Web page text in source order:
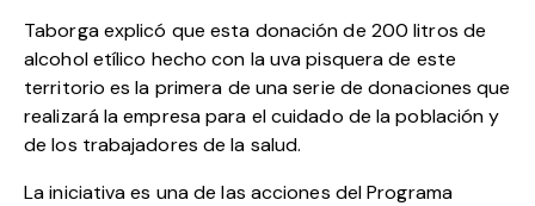
Taborga explicó que esta donación de 200 litros de
alcohol etílico hecho con la uva pisquera de este
territorio es la primera de una serie de donaciones que
realizará la empresa para el cuidado de la población y
de los trabajadores de la salud.
La iniciativa es una de las acciones del Programa